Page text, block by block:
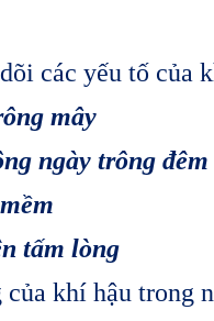
các yếu tố của
mây
ngày trông đêm
tấm lòng
khí hậu trong